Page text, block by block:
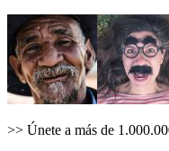
>> Únete a más de